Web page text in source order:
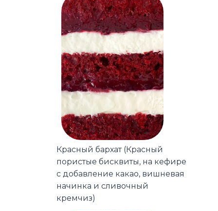
Красный бархат (Красный
пористые бисквиты, на кефире
с добавление какао, вишневая
начинка и сливочный
кремчиз)